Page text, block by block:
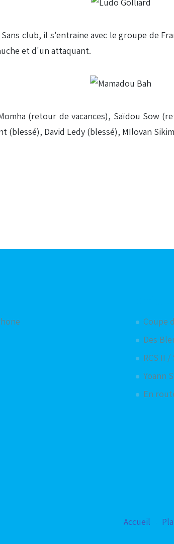
club, il s'entraine avec le groupe de
et d'un attaquant.
(retour de vacances), Saïdou Sow
(blessé), David Ledy (blessé), MIlovan
Coupe
Des
RCS II
Yoann
En
Accueil